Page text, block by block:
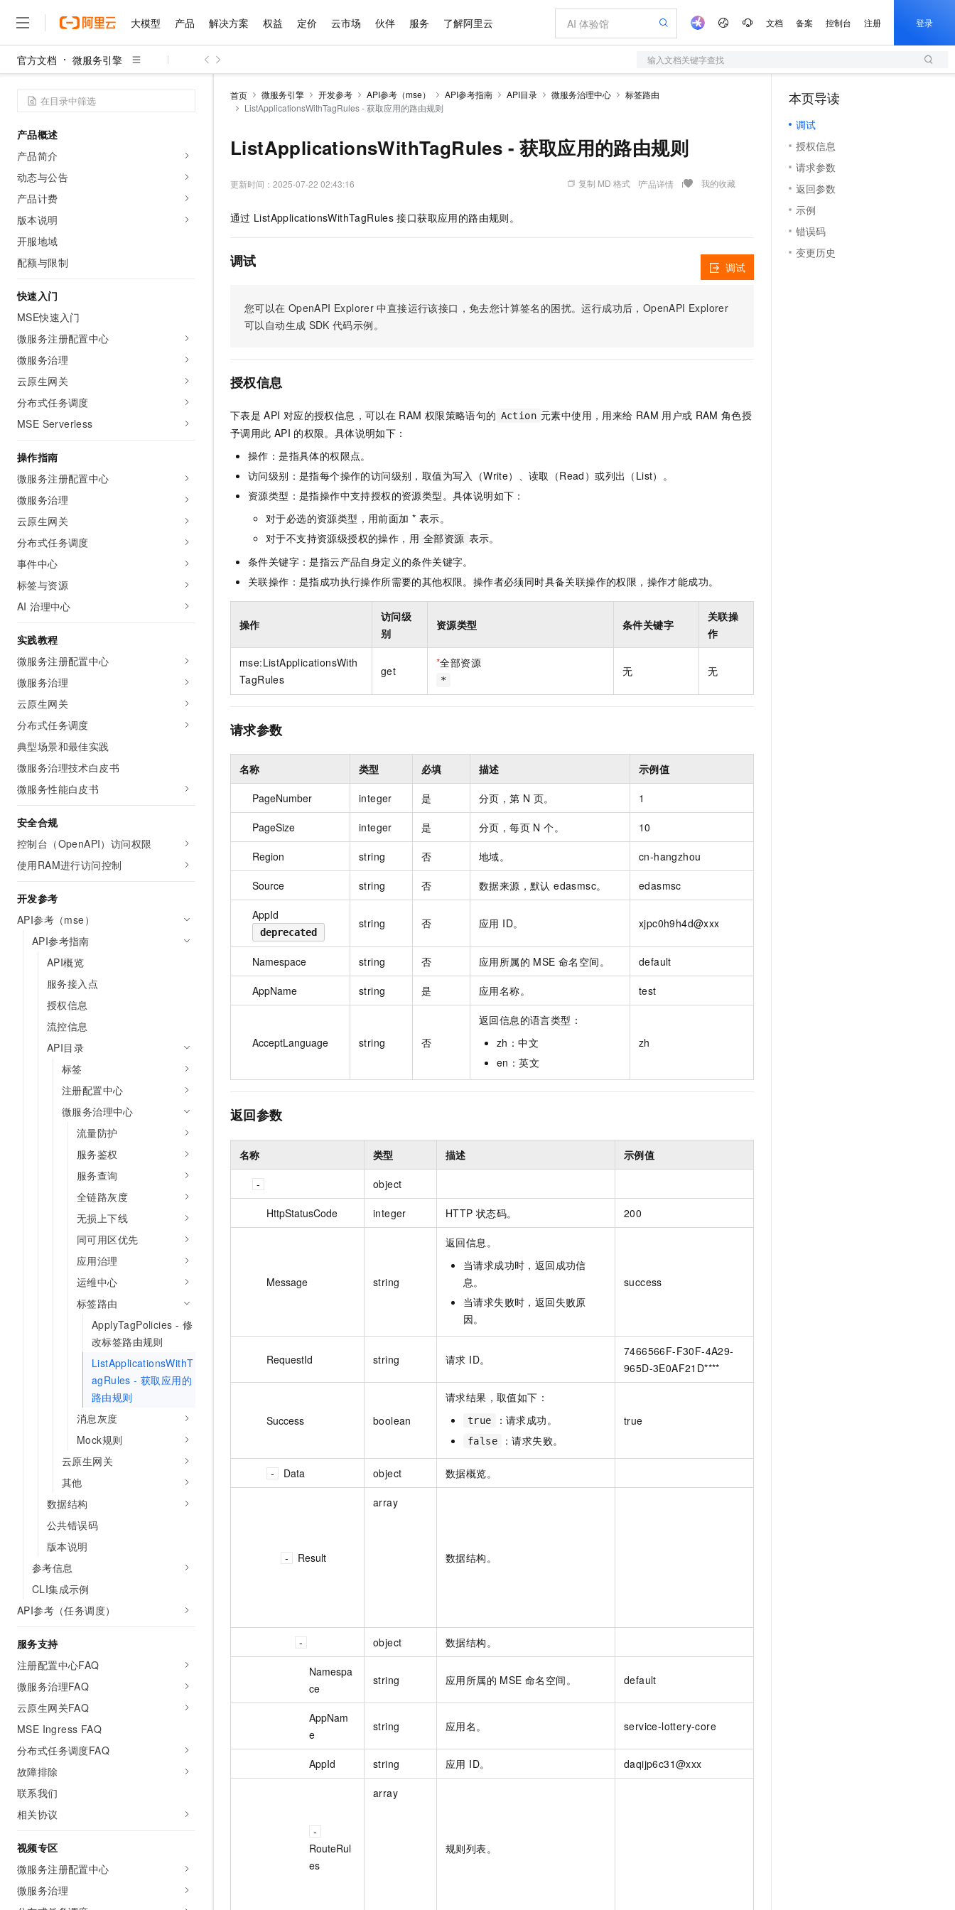
大模型 产品 解决方案 权益 定价 云市场 伙伴 服务 了解阿里云 文档 备案 控制台 注册 登录
官方文档 微服务引擎 输入文档关键字查找
产品概述
产品简介
动态与公告
产品计费
版本说明
开服地域
配额与限制
快速入门
MSE快速入门
微服务注册配置中心
微服务治理
云原生网关
分布式任务调度
MSE Serverless
操作指南
微服务注册配置中心
微服务治理
云原生网关
分布式任务调度
事件中心
标签与资源
AI 治理中心
实践教程
微服务注册配置中心
微服务治理
云原生网关
分布式任务调度
典型场景和最佳实践
微服务治理技术白皮书
微服务性能白皮书
安全合规
控制台（OpenAPI）访问权限
使用RAM进行访问控制
开发参考
API参考（mse）
API参考指南
API概览
服务接入点
授权信息
流控信息
API目录
标签
注册配置中心
微服务治理中心
流量防护
服务鉴权
服务查询
全链路灰度
无损上下线
同可用区优先
应用治理
运维中心
标签路由
ApplyTagPolicies - 修
改标签路由规则
ListApplicationsWithT
agRules - 获取应用的
路由规则
消息灰度
Mock规则
云原生网关
其他
数据结构
公共错误码
版本说明
参考信息
CLI集成示例
API参考（任务调度）
服务支持
注册配置中心FAQ
微服务治理FAQ
云原生网关FAQ
MSE Ingress FAQ
分布式任务调度FAQ
故障排除
联系我们
相关协议
视频专区
微服务注册配置中心
微服务治理
首页 微服务引擎 开发参考 API参考（mse） API参考指南 API目录 微服务治理中心
标签路由
ListApplicationsWithTagRules - 获取应用的路由规则
ListApplicationsWithTagRules - 获取应用的路由规则
更新时间： 2025-07-22 02:43:16 复制 MD 格式 产品详情 我的收藏
通过 ListApplicationsWithTagRules 接口获取应用的路由规则。
调试
您可以在 OpenAPI Explorer 中直接运行该接口，免去您计算签名的困扰。运行成功后，OpenAPI Explorer
可以自动生成 SDK 代码示例。
调试
授权信息
下表是 API 对应的授权信息，可以在 RAM 权限策略语句的 Action 元素中使用，用来给 RAM 用户或 RAM 角色授
予调用此 API 的权限。具体说明如下：
操作：是指具体的权限点。
访问级别：是指每个操作的访问级别，取值为写入（Write）、读取（Read）或列出（List）。
资源类型：是指操作中支持授权的资源类型。具体说明如下：
对于必选的资源类型，用前面加 * 表示。
对于不支持资源级授权的操作，用 全部资源 表示。
条件关键字：是指云产品自身定义的条件关键字。
关联操作：是指成功执行操作所需要的其他权限。操作者必须同时具备关联操作的权限，操作才能成功。
操作
访问级
别
资源类型 条件关键字
关联操
作
mse:ListApplicationsWith
TagRules
get
*全部资源
*
无 无
请求参数
名称 类型 必填 描述 示例值
PageNumber integer 是 分页，第 N 页。 1
PageSize integer 是 分页，每页 N 个。 10
Region string 否 地域。 cn-hangzhou
Source string 否 数据来源，默认 edasmsc。 edasmsc
AppId
deprecated
string 否 应用 ID。 xjpc0h9h4d@xxx
Namespace string 否 应用所属的 MSE 命名空间。 default
AppName string 是 应用名称。 test
AcceptLanguage string 否
返回信息的语言类型：
zh：中文
en：英文
zh
返回参数
名称 类型 描述 示例值
object
HttpStatusCode integer HTTP 状态码。 200
Message string
返回信息。
当请求成功时，返回成功信
息。
当请求失败时，返回失败原
因。
success
RequestId string 请求 ID。
7466566F-F30F-4A29-
965D-3E0AF21D****
Success boolean
请求结果，取值如下：
true ：请求成功。
false ：请求失败。
true
Data object 数据概览。
Result
array
数据结构。
object 数据结构。
Namespa
ce
string 应用所属的 MSE 命名空间。 default
AppNam
e
string 应用名。 service-lottery-core
AppId string 应用 ID。 daqijp6c31@xxx
RouteRul
es
array
规则列表。
本页导读
调试
授权信息
请求参数
返回参数
示例
错误码
变更历史
大模型
千问AI平台 大模型服务平台百炼
大模型
文本生成
Qwen3.8-Max HOT
Qwen3.7-Plus
Qwen3-VL-Plus
视觉 Coding、空间感知、多模态思考等全面升级
Kimi-K3 NEW
GLM-5.2
图片和视频生成
Wan2.7-T2V
语音识别与合成
Qwen3-TTS-Flash
大模型服务
千问AI平台-Token Plan NEW
千问AI平台-模型体验
在线体验全尺寸、多种模态的模型效果
Happy 系列大模型
新一代 AI 视频生成模型，深度适配广告营销等场景
大模型服务平台百炼-应用模版
灵活可视化地构建企业级 Agent
人工智能平台 PAI
Qoder HOT
大模型解决方案
快速部署 Dify，高效搭建 AI 应用 10分钟微调：让0.6B模型媲美235B模型 多模态数据信息提取
从文本、图片、视频中提取结构化的属性信息
产品
精选产品
计算
容器
网络与CDN
安全
中间件
大数据计算
媒体服务
企业服务与云通信
域名与网站
终端用户计算
Serverless
开发工具
精选产品
大模型服务平台百炼 大模型
千问大模型 大模型
随时随地安全接入的云上超级电脑
面向分析的企业级SaaS模式云数据仓库
域名与网站
对象存储 OSS
一站式AI开发、训练和推理服务
提供一站式管理容器应用的 K8s 服务
云数据库 RDS
100%兼容MySQL、PostgreSQL，兼容Oracle，支持集中和分布式
云原生的云上边界网络安全防护产品
轻量应用服务器
数字证书管理服务（原SSL证书）
实现全站HTTPS，呈现可信的WEB访问
短信服务
大数据开发治理平台 DataWorks
解决方案
精选解决方案
互联网应用开发
大数据
安全
网络
可观测
上云与迁云
企业出海
精选解决方案
千问办公，解锁你的工作新方式 NEW
Agency Agents：拥有专属领域专家
可视化编排打通从文字构思到成片全链路闭环
睿译宝，AI翻译排版一步到位
GLM-5.2：长任务时代开源旗舰模型
自主进化，持久记忆，越用越聪明
即刻拥有 DeepSeek-V4-Pro
以可视化方式快速构建移动和 PC 门户网站
一句话生成原生可编辑精美 PPT 文稿
输入一句话想法, 轻松生成专业的 PPT
一键部署幻兽帕鲁游戏服务器
一键购买专属联机服务器，轻松开启游戏
漫剧工坊：一站式动画创作平台
快速生产连贯的高质量长漫剧
10 分钟搭建微信、支付宝小程序
高效部署网站，快速应用到小程序
权益 普惠上云
普惠上云 官方力荐
官方推荐返现计划
高校专属算力普惠，学生认证享300元代金券
免费试用
最高领取价值200元试用点，立即开启云上创新
AI 产品 免费试用
140+云产品 免费试用
产品新客免费试用，最长12个月
大模型ACA认证体验
助力企业全员 AI 认知与能力提升
AI 特惠
智启 AI 普惠权益
阿里云 OPC 创新助力计划
Qwen3.8-Max 首发尝鲜，限时加量 10 倍，夜间低至2折
送.CN域名，送备案服务码
AI 场景体验
AI 电商营销
0 代码专业建站，无忧落地极速上线
AI助力短剧漫剧创作，剧本、分镜、视频高效生成
AI 活动
AI 生产力先锋
先锋实践拓展 AI 生产力的边界
飞天发布时刻
所见，即是所愿
AI 实训营
从基础到进阶，Agent 创客手把手教你
创新加速
定价 产品定价
了解云产品的定价详情
云上成本管理
价格计算器
自助选配和估算价格
价格优势
配置报价器
阿里云 OPC 创新助力计划
Token 补贴，五大权
益加速 OPC 成功
云市场 精选商城
网站建设
Salesforce 国际版订阅
友盟天域
观测云
蓝凌 OA
行业生态解决方案
开发者生态解决方案
数据与 API
数据集
身份实名认证
OCR 文字识别
OA 办公系统
财税管理
基础软件
CentOS
Docker
Ubuntu
专业服务
公司注册
上云迁移
代维服务
伙伴 成为销售伙伴
分销伙伴
AI 大模型销售与服务生态合作计划
成为产品伙伴
产品生态集成认证中心
产品生态伙伴工作台
产品伙伴合作计划
云存储合作计划
数据库合作计划
服务伙伴合作计划
Al MaaS 服务伙伴赋能合作
伙伴信用分合作计划
更多支持
合作伙伴培训与认证
查询合作伙伴
登录合作伙伴管理后台
服务 售前咨询
在线服务
售后服务
自助服务
短信专区
企业增值服务
企业支持计划
企业增值服务台
阿里云认证
训练营
开发者社区
镜像站
我要反馈
我要建议
了解阿里云 为什么选择阿里云
什么是云计算
安全合规
分析师报告
AI 算法大赛
云开发大赛
最佳实践
云上春晚
云栖战略参考
看见新力量
市场活动
云栖大会
活动全景
加入我们
校园招聘